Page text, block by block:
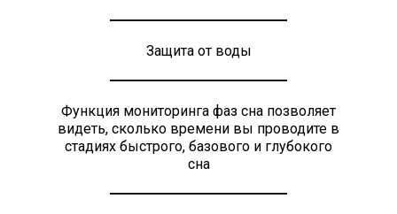
Защита от воды
Функция мониторинга фаз сна позволяет
видеть, сколько времени вы проводите в
стадиях быстрого, базового и глубокого
сна